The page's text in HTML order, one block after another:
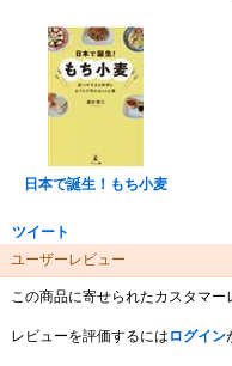
日本で誕生！もち小麦
ツイート
ユーザーレビュー
この商品に寄せられたカスタマー
レビューを評価するには ログイン